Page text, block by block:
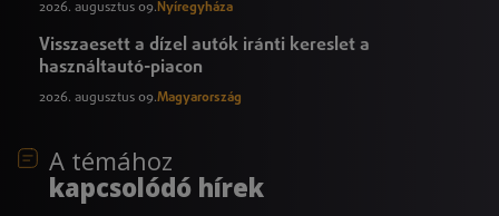
2026. augusztus 09.Nyíregyháza
Visszaesett a dízel autók iránti kereslet a
használtautó-piacon
2026. augusztus 09.Magyarország
A témához
kapcsolódó hírek